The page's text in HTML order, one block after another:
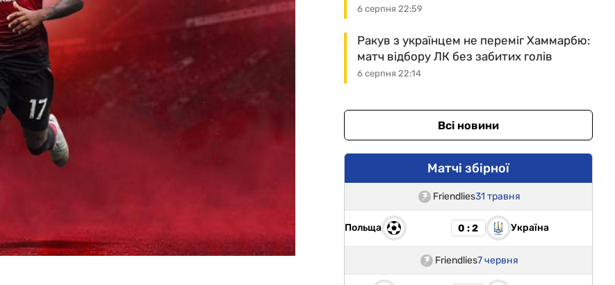
6 серпня 22:59
6 серпня 22:14
Ракув з українцем не переміг Хаммарбю:
матч відбору ЛК без забитих голів
Всі новини
Матчі збірної
Friendlies31 травня
Польща 0 : 2 Україна
Friendlies7 червня